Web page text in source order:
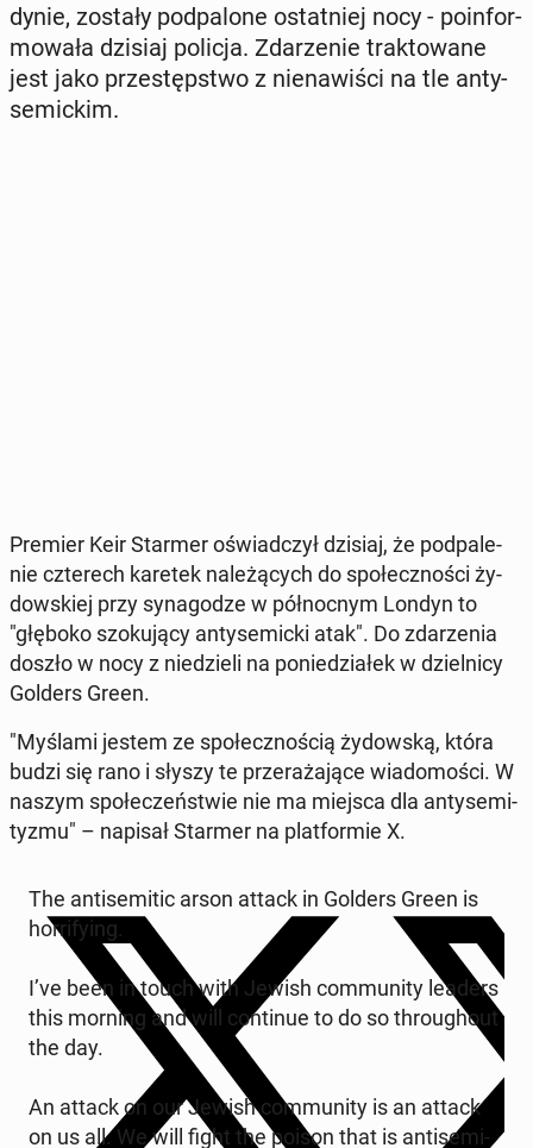
dy­nie, zostały pod­pa­lo­ne ostat­niej nocy - po­in­for­
mo­wa­ła dzisiaj policja. Zda­rze­nie trak­to­wa­ne
jest jako prze­stęp­stwo z nie­na­wi­ści na tle an­ty­
se­mic­kim.
Premier Keir Starmer oświad­czył dzisiaj, że pod­pa­le­
nie czte­rech karetek na­le­żą­cych do spo­łecz­no­ści ży­
dow­skiej przy sy­na­go­dze w pół­noc­nym Londyn to
"głęboko szo­ku­ją­cy an­ty­se­mic­ki atak". Do zda­rze­nia
doszło w nocy z nie­dzie­li na po­nie­dzia­łek w dziel­ni­cy
Golders Green.
"Myślami jestem ze spo­łecz­no­ścią ży­dow­ską, która
budzi się rano i słyszy te prze­ra­ża­ją­ce wia­do­mo­ści. W
naszym spo­łe­czeń­stwie nie ma miejsca dla an­ty­se­mi­
ty­zmu" – napisał Starmer na plat­for­mie X.
The an­ti­se­mi­tic arson attack in Golders Green is
hor­ri­fy­ing.
I’ve been in touch with Jewish com­mu­ni­ty leaders
this morning and will con­ti­nue to do so thro­ugho­ut
the day.
An attack on our Jewish com­mu­ni­ty is an attack
on us all. We will fight the poison that is an­ti­se­mi­